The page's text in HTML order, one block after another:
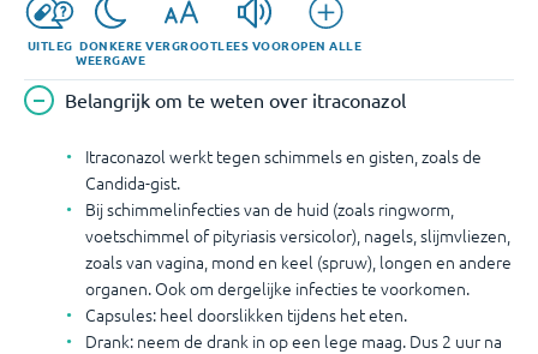
UITLEG DONKERE
WEERGAVE
VERGROOTLEES VOOROPEN ALLE
Belangrijk om te weten over itraconazol
Itraconazol werkt tegen schimmels en gisten, zoals de
Candida-gist.
Bij schimmelinfecties van de huid (zoals ringworm,
voetschimmel of pityriasis versicolor), nagels, slijmvliezen,
zoals van vagina, mond en keel (spruw), longen en andere
organen. Ook om dergelijke infecties te voorkomen.
Capsules: heel doorslikken tijdens het eten.
Drank: neem de drank in op een lege maag. Dus 2 uur na